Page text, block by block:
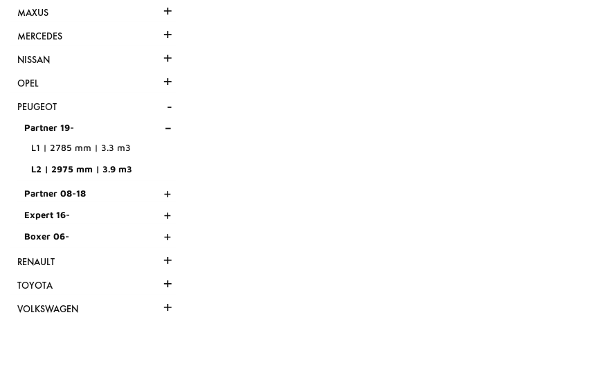
MAXUS +
MERCEDES +
NISSAN +
OPEL +
PEUGEOT -
Partner 19- -
L1 | 2785 mm | 3.3 m3
L2 | 2975 mm | 3.9 m3
Partner 08-18 +
Expert 16- +
Boxer 06- +
RENAULT +
TOYOTA +
VOLKSWAGEN +